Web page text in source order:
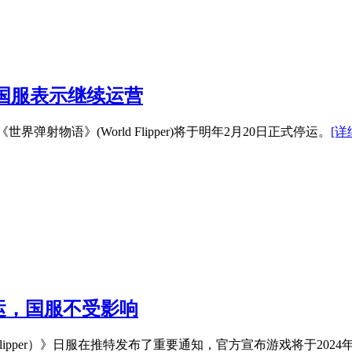
服表示继续运营
界弹射物语》(World Flipper)将于明年2月20日正式停运。 [详
国服不受影响
）》日服在推特发布了重要通知，官方宣布游戏将于